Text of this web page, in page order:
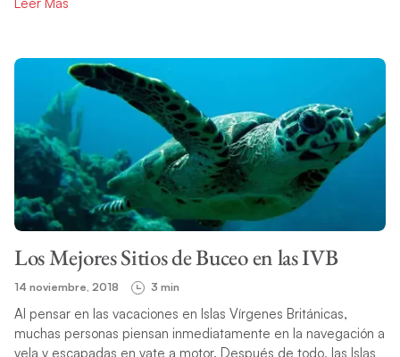
Leer Más
Los Mejores Sitios de Buceo en las IVB
14 noviembre, 2018 3 min
Al pensar en las vacaciones en Islas Vírgenes Británicas,
muchas personas piensan inmediatamente en la navegación a
vela y escapadas en yate a motor. Después de todo, las Islas